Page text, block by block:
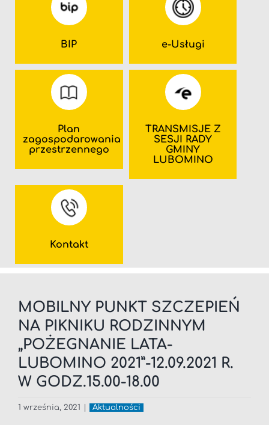
BIP e-Usługi
Plan
zagospodarowania
przestrzennego
TRANSMISJE Z
SESJI RADY
GMINY
LUBOMINO
Kontakt
MOBILNY PUNKT SZCZEPIEŃ
NA PIKNIKU RODZINNYM
„POŻEGNANIE LATA-
LUBOMINO 2021”-12.09.2021 R.
W GODZ.15.00-18.00
1 września, 2021 Aktualności